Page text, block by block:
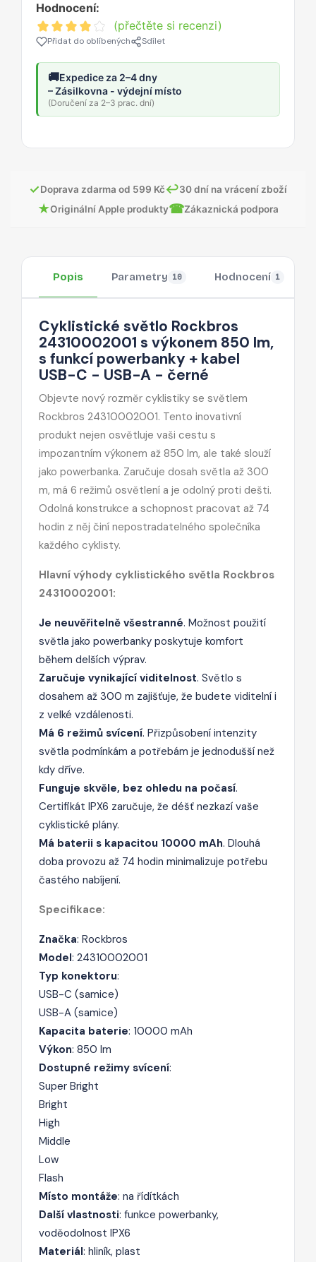
Hodnocení:
(přečtěte si recenzi)
Přidat do oblíbených Sdílet
🚚Expedice za 2–4 dny
– Zásilkovna - výdejní místo
(Doručení za 2–3 prac. dní)
✓Doprava zdarma od 599 Kč↩30 dní na vrácení zboží
★Originální Apple produkty☎Zákaznická podpora
Popis Parametry 10 Hodnocení 1
Cyklistické světlo Rockbros
24310002001 s výkonem 850 lm,
s funkcí powerbanky + kabel
USB-C - USB-A - černé
Objevte nový rozměr cyklistiky se světlem
Rockbros 24310002001. Tento inovativní
produkt nejen osvětluje vaši cestu s
impozantním výkonem až 850 lm, ale také slouží
jako powerbanka. Zaručuje dosah světla až 300
m, má 6 režimů osvětlení a je odolný proti dešti.
Odolná konstrukce a schopnost pracovat až 74
hodin z něj činí nepostradatelného společníka
každého cyklisty.
Hlavní výhody cyklistického světla Rockbros
24310002001:
Je neuvěřitelně všestranné. Možnost použití
světla jako powerbanky poskytuje komfort
během delších výprav.
Zaručuje vynikající viditelnost. Světlo s
dosahem až 300 m zajišťuje, že budete viditelní i
z velké vzdálenosti.
Má 6 režimů svícení. Přizpůsobení intenzity
světla podmínkám a potřebám je jednodušší než
kdy dříve.
Funguje skvěle, bez ohledu na počasí.
Certifikát IPX6 zaručuje, že déšť nezkazí vaše
cyklistické plány.
Má baterii s kapacitou 10000 mAh. Dlouhá
doba provozu až 74 hodin minimalizuje potřebu
častého nabíjení.
Specifikace:
Značka: Rockbros
Model: 24310002001
Typ konektoru:
USB-C (samice)
USB-A (samice)
Kapacita baterie: 10000 mAh
Výkon: 850 lm
Dostupné režimy svícení:
Super Bright
Bright
High
Middle
Low
Flash
Místo montáže: na řídítkách
Další vlastnosti: funkce powerbanky,
voděodolnost IPX6
Materiál: hliník, plast